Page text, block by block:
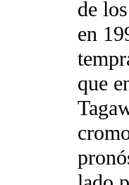
de
en
que